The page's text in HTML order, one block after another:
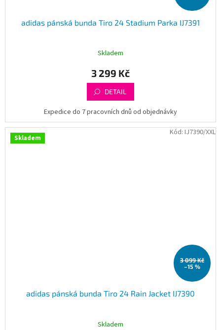
adidas pánská bunda Tiro 24 Stadium Parka IJ7391
Skladem
3 299 Kč
DETAIL
Expedice do 7 pracovních dnů od objednávky
Skladem
3 099 Kč
–15 %
adidas pánská bunda Tiro 24 Rain Jacket IJ7390
Skladem
Kód: IJ7390/XXL